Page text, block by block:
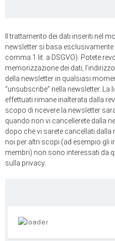
Il trattamento dei dati inseriti nel
newsletter si basa
comma 1 lit. a DSGVO). Potete
memorizzazione dei dati,
della newsletter in qualsiasi
“unsubscribe” nella newsletter. La
effettuati rimane inalterata dalla
scopo di ricevere la newsletter
quando non vi cancellerete dalla
dopo che vi sarete cancellati dalla
noi per altri scopi (ad esempio gli
membri) non sono interessati da
sulla privacy.